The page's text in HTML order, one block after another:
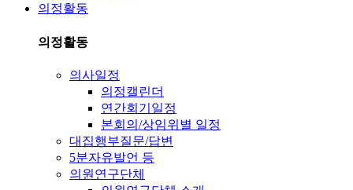
의정활동
의정활동
의사일정
의정캘린더
연간회기일정
본회의/상임위별 일정
대집행부질문/답변
5분자유발언 등
의원연구단체